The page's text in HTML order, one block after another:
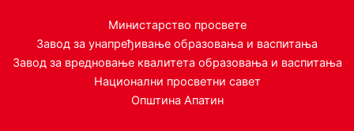
Министарство просвете
Завод за унапређивање образовања и васпитања
Завод за вредновање квалитета образовања и васпитања
Национални просветни савет
Општина Апатин